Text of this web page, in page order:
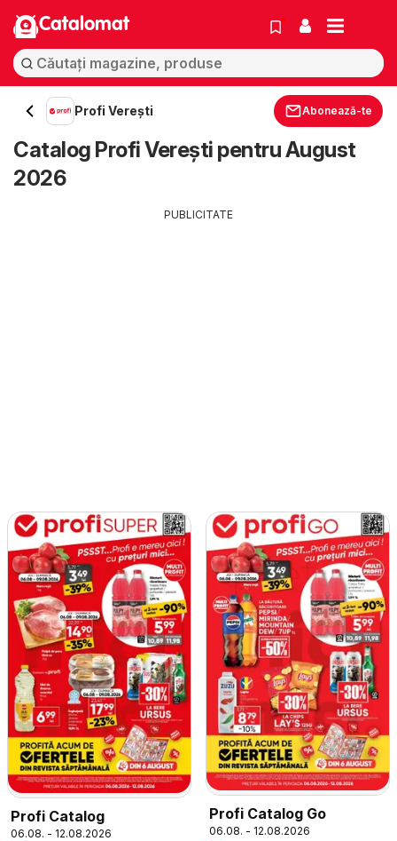
Catalomat
Profi Vereşti Abonează-te
Catalog Profi Vereşti pentru August
2026
PUBLICITATE
Profi Catalog
06.08. - 12.08.2026
Profi Catalog Go
06.08. - 12.08.2026